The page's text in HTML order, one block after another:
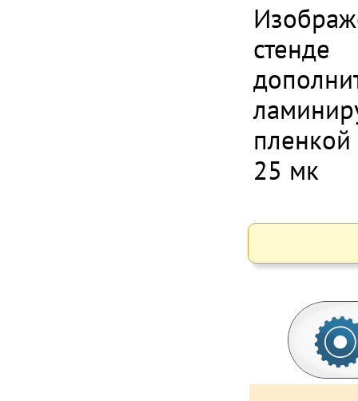
стенде
25 мк